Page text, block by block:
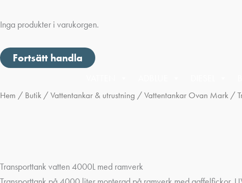
Inga produkter i varukorgen.
Fortsätt handla
Hem / Butik /Vattentankar & utrustning /Vattentankar Ovan Mark /
Transporttank vatten 4000L med ramverk